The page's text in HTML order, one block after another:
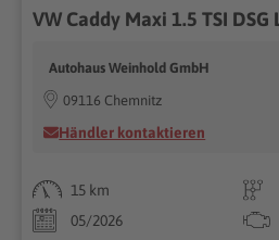
Autohaus Weinhold GmbH
09116 Chemnitz
Händler kontaktieren
15 km
05/2026